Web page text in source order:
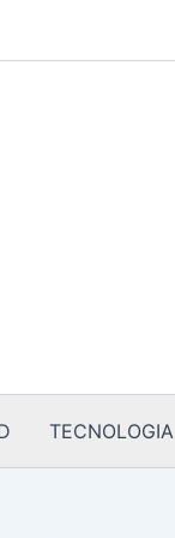
TECNOLOGIA